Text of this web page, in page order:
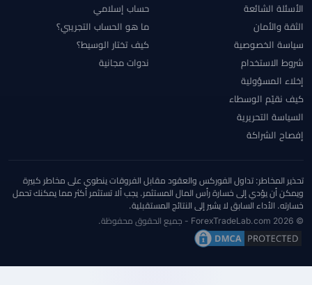
الأسئلة الشائعة
الثقة والأمان
سياسة الخصوصية
شروط الاستخدام
إخلاء المسؤولية
كيف نقيّم الوسطاء
السياسة التحريرية
إفصاح الشراكة
حساب إسلامي
ما هو الحساب التجريبي؟
كيف تختار الوسيط؟
ندوات مجانية
تحذير المخاطر: تداول الفوركس والعقود مقابل الفروقات ينطوي على مخاطر كبيرة
ويمكن أن يؤدي إلى خسارة رأس المال المستثمر. يجب ألا تستثمر أكثر مما يمكنك تحمل
خسارته. الأداء السابق لا يشير إلى النتائج المستقبلية.
© 2026 ForexTradeLab.com - جميع الحقوق محفوظة.